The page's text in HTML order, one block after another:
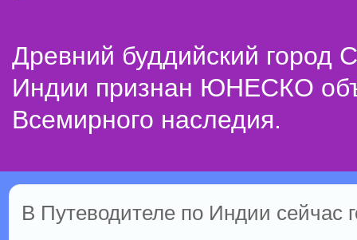
Древний буддийский город
Индии признан ЮНЕСКО
Всемирного наследия.
В Путеводителе по Индии сейчас